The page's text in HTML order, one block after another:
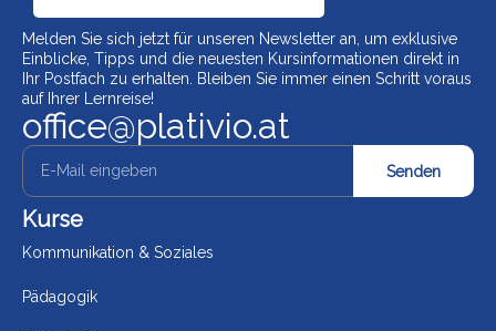
Melden Sie sich jetzt für unseren Newsletter an, um exklusive
Einblicke, Tipps und die neuesten Kursinformationen direkt in
Ihr Postfach zu erhalten. Bleiben Sie immer einen Schritt voraus
auf Ihrer Lernreise!
office@plativio.at
Senden
Kurse
Kommunikation & Soziales
Pädagogik